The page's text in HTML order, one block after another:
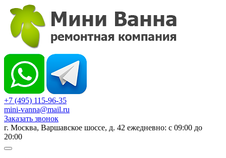
+7 (495) 115-96-35
mini-vanna@mail.ru
Заказать звонок
г. Москва, Варшавское шоссе, д. 42 ежедневно: с 09:00 до
20:00